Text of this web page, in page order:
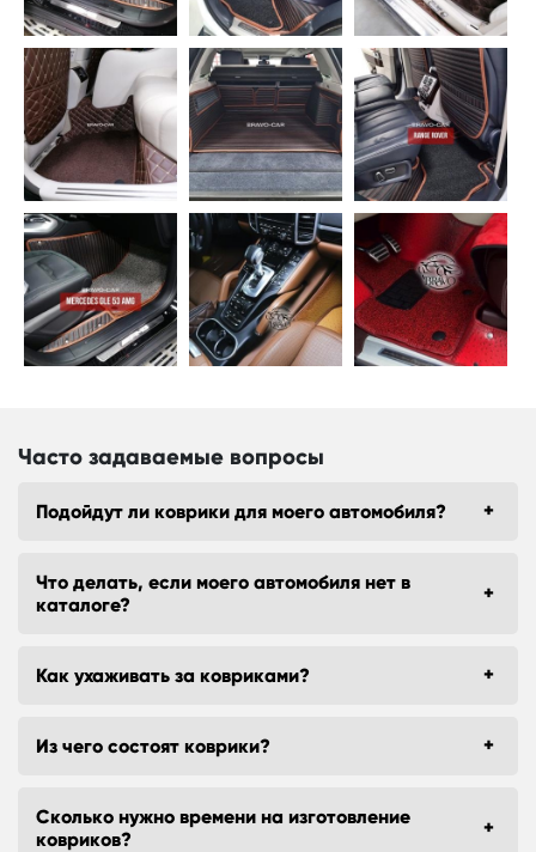
Часто задаваемые вопросы
Подойдут ли коврики для моего автомобиля?
Что делать, если моего автомобиля нет в
каталоге?
Как ухаживать за ковриками?
Из чего состоят коврики?
Сколько нужно времени на изготовление
ковриков?